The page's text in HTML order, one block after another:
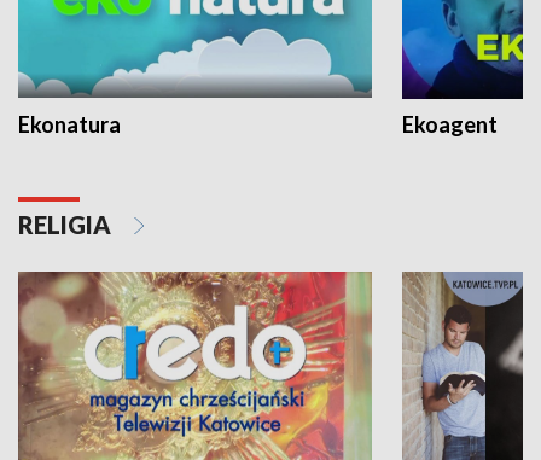
Ekonatura Ekoagent
RELIGIA